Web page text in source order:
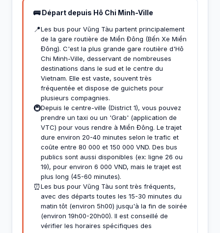
🚌 Départ depuis Hô Chi Minh-Ville
📍Les bus pour Vũng Tàu partent principalement
de la gare routière de Miền Đông (Bến Xe Miền
Đông). C'est la plus grande gare routière d'Hô
Chi Minh-Ville, desservant de nombreuses
destinations dans le sud et le centre du
Vietnam. Elle est vaste, souvent très
fréquentée et dispose de guichets pour
plusieurs compagnies.
🚇Depuis le centre-ville (District 1), vous pouvez
prendre un taxi ou un 'Grab' (application de
VTC) pour vous rendre à Miền Đông. Le trajet
dure environ 20-40 minutes selon le trafic et
coûte entre 80 000 et 150 000 VND. Des bus
publics sont aussi disponibles (ex: ligne 26 ou
19), pour environ 6 000 VND, mais le trajet est
plus long (45-60 minutes).
⏰Les bus pour Vũng Tàu sont très fréquents,
avec des départs toutes les 15-30 minutes du
matin tôt (environ 5h00) jusqu'à la fin de soirée
(environ 19h00-20h00). Il est conseillé de
vérifier les horaires spécifiques des